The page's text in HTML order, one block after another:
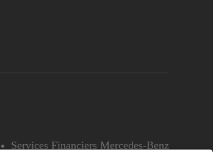
Services Financiers Mercedes-Benz